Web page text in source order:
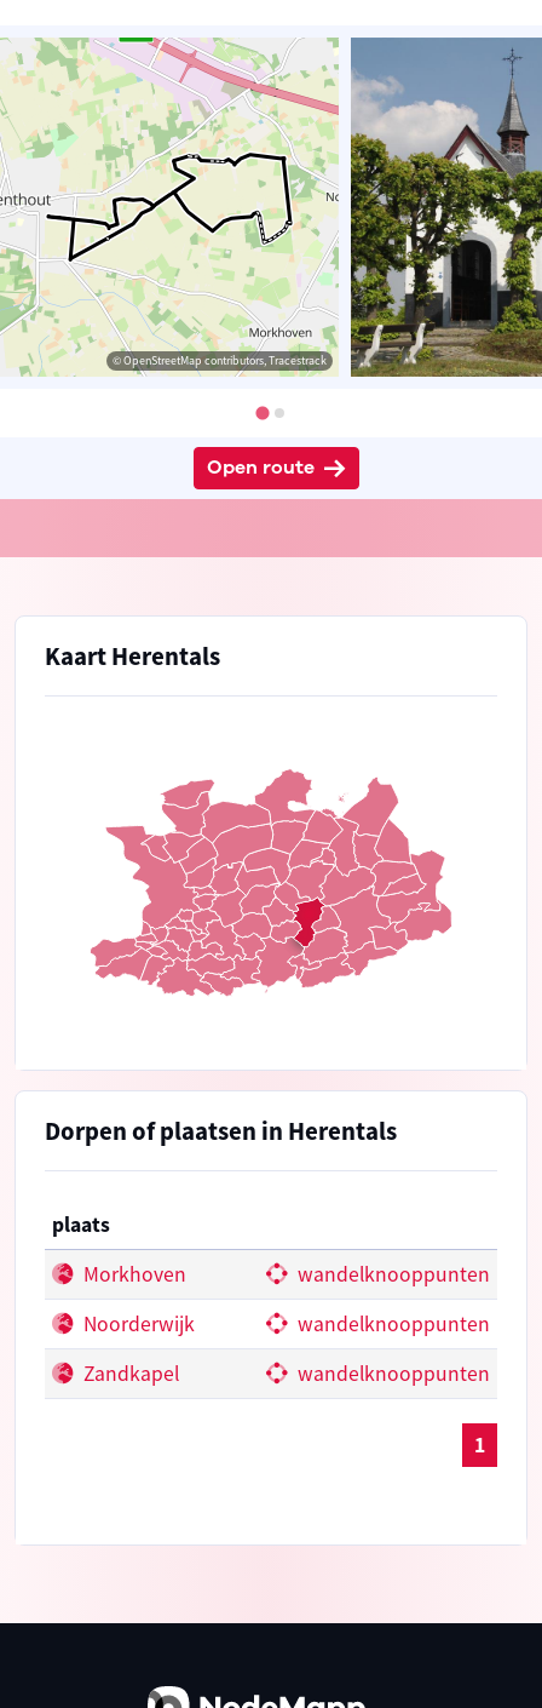
© OpenStreetMap contributors, Tracestrack
Open route
Kaart Herentals
Dorpen of plaatsen in Herentals
plaats
Morkhoven
wandelknooppunten
Noorderwijk
wandelknooppunten
Zandkapel
wandelknooppunten
1